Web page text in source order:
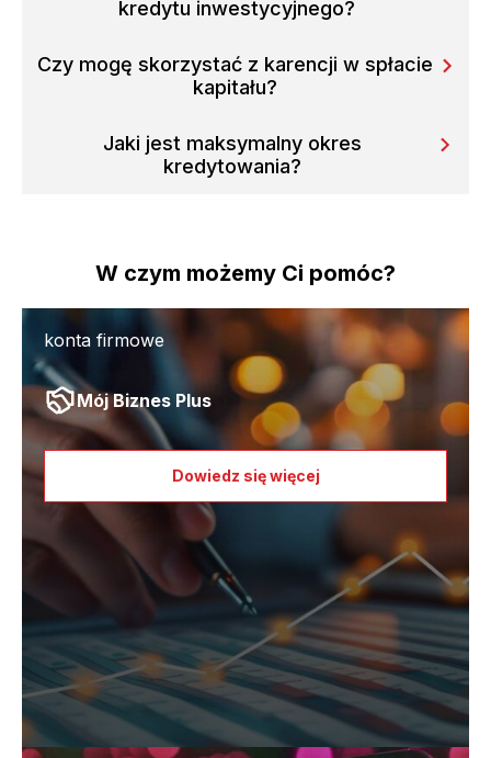
kredytu inwestycyjnego?
Czy mogę skorzystać z karencji w spłacie
kapitału?
Jaki jest maksymalny okres
kredytowania?
W czym możemy Ci pomóc?
konta firmowe
Mój Biznes Plus
Dowiedz się więcej